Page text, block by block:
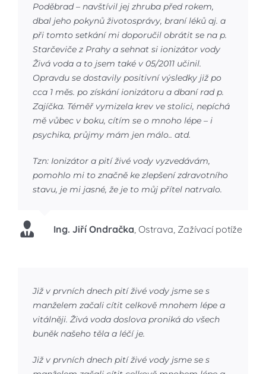
Poděbrad – navštívil jej zhruba před rokem,
dbal jeho pokynů životosprávy, braní léků aj. a
při tomto setkání mi doporučil obrátit se na p.
Starčeviče z Prahy a sehnat si ionizátor vody
Živá voda a to jsem také v 05/2011 učinil.
Opravdu se dostavily positivní výsledky již po
cca 1 měs. po získání ionizátoru a dbaní rad p.
Zajíčka. Téměř vymizela krev ve stolici, nepíchá
mě vůbec v boku, cítím se o mnoho lépe – i
psychika, průjmy mám jen málo.. atd.
Tzn: Ionizátor a pití živé vody vyzvedávám,
pomohlo mi to značně ke zlepšení zdravotního
stavu, je mi jasné, že je to můj přítel natrvalo.
Ing. Jiří Ondračka Ostrava, Zažívací potíže
Již v prvních dnech pití živé vody jsme se s
manželem začali cítit celkově mnohem lépe a
vitálněji. Živá voda doslova proniká do všech
buněk našeho těla a léčí je.
Již v prvních dnech pití živé vody jsme se s